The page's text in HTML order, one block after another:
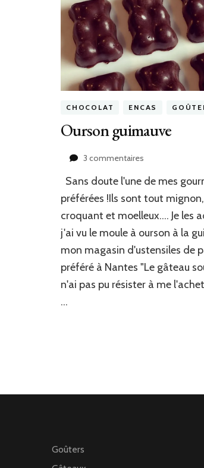
CHOCOLAT ENCAS
Ourson guimauve
3 commentaires
guimauve
Sans doute l'une de mes
préférées !Ils sont tout
croquant et moelleux…. Je les
j'ai vu le moule à ourson à la
mon magasin d'ustensiles de
préféré à Nantes "Le gâteau
n'ai pas pu résister à me
…
Goûters